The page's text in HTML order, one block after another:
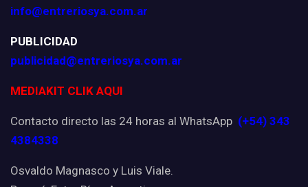
info@entreriosya.com.ar
PUBLICIDAD
publicidad@entreriosya.com.ar
MEDIAKIT CLIK AQUI
Contacto directo las 24 horas al WhatsApp (+54) 343
4384338
Osvaldo Magnasco y Luis Viale.